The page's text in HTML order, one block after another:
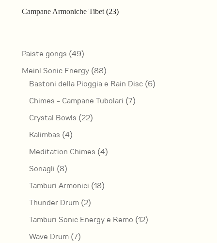
Campane Armoniche Tibet (23)
Paiste gongs 4949
prodotti
Meinl Sonic Energy 8888
prodotti
Bastoni della Pioggia e Rain Disc 66
Chimes - Campane Tubolari 77
Crystal Bowls 2222
Kalimbas 44
prodotti
Meditation Chimes 44
Sonagli 88
prodotti
Tamburi Armonici 1818
Thunder Drum 22
prodotti
Tamburi Sonic Energy e Remo 1212
Wave Drum 77